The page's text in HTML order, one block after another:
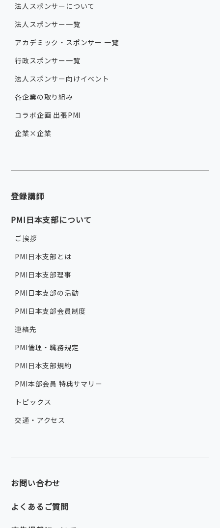
法人スポンサーについて
法人スポンサー一覧
アカデミック・スポンサー 一覧
行政スポンサー一覧
法人スポンサー向けイベント
各企業の取り組み
コラボ企画 出張PMI
企業×企業
登録講師
PMI日本支部について
ご挨拶
PMI日本支部とは
PMI日本支部理事
PMI日本支部の活動
PMI日本支部会員制度
連絡先
PMI倫理・職務規定
PMI日本支部規約
PMI本部会員 特典サマリー
トピックス
交通・アクセス
お問い合わせ
よくあるご質問